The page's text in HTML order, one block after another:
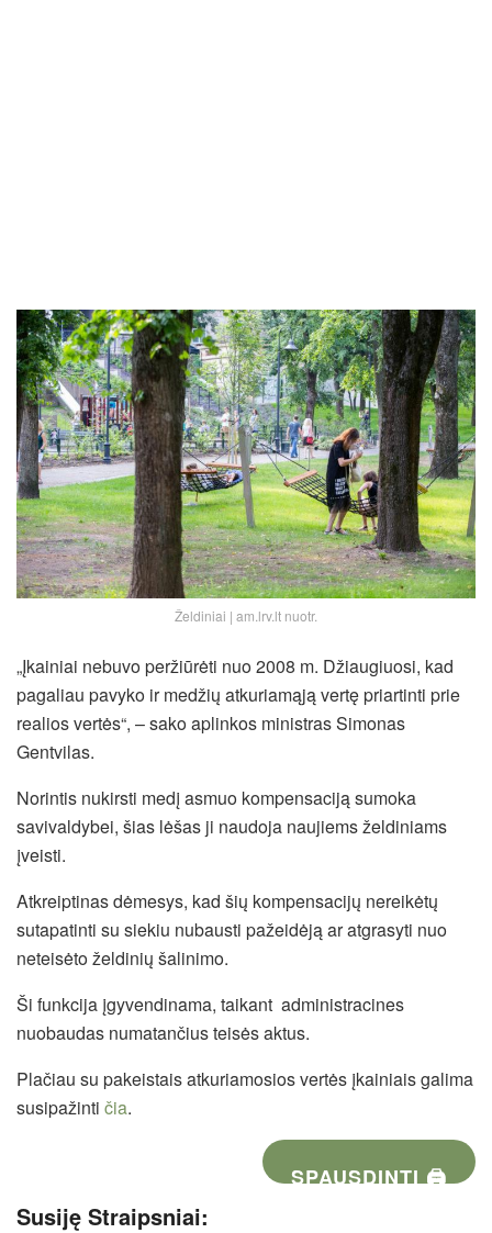
Želdiniai | am.lrv.lt nuotr.
„Įkainiai nebuvo peržiūrėti nuo 2008 m. Džiaugiuosi, kad
pagaliau pavyko ir medžių atkuriamąją vertę priartinti prie
realios vertės“, – sako aplinkos ministras Simonas
Gentvilas.
Norintis nukirsti medį asmuo kompensaciją sumoka
savivaldybei, šias lėšas ji naudoja naujiems želdiniams
įveisti.
Atkreiptinas dėmesys, kad šių kompensacijų nereikėtų
sutapatinti su siekiu nubausti pažeidėją ar atgrasyti nuo
neteisėto želdinių šalinimo.
Ši funkcija įgyvendinama, taikant administracines
nuobaudas numatančius teisės aktus.
Plačiau su pakeistais atkuriamosios vertės įkainiais galima
susipažinti čia.
SPAUSDINTI 🖨
Susiję Straipsniai: